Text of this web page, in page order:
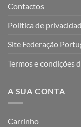
Contactos
Política de
Site Federação
Termos e condições
A SUA CONTA
Carrinho